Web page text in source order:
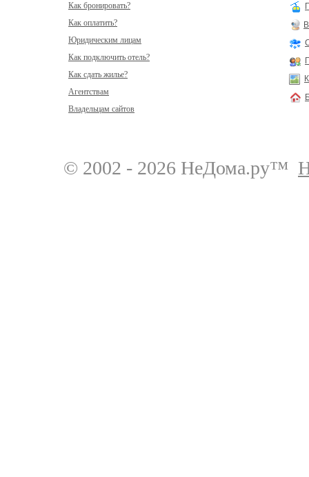
Как бронировать?
Как оплатить?
Юридическим лицам
Как подключить отель?
Как сдать жилье?
Агентствам
Владельцам сайтов
© 2002 - 2026 НеДома.ру™